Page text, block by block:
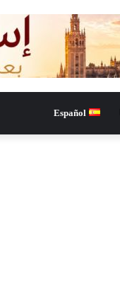
Español